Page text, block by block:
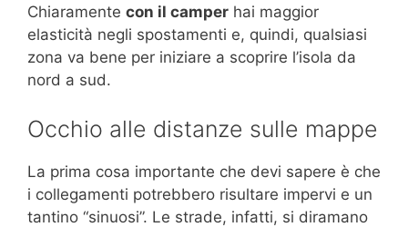
Chiaramente con il camper hai maggior
elasticità negli spostamenti e, quindi, qualsiasi
zona va bene per iniziare a scoprire l’isola da
nord a sud.
Occhio alle distanze sulle mappe
La prima cosa importante che devi sapere è che
i collegamenti potrebbero risultare impervi e un
tantino “sinuosi”. Le strade, infatti, si diramano